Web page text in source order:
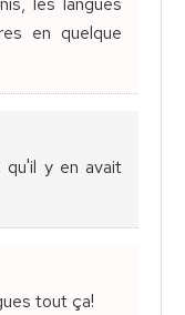
en quelque
qu'il y en avait
tout ça!